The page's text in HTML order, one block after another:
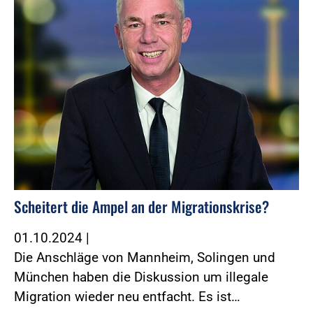
Scheitert die Ampel an der Migrationskrise?
01.10.2024 |
Die Anschläge von Mannheim, Solingen und
München haben die Diskussion um illegale
Migration wieder neu entfacht. Es ist…